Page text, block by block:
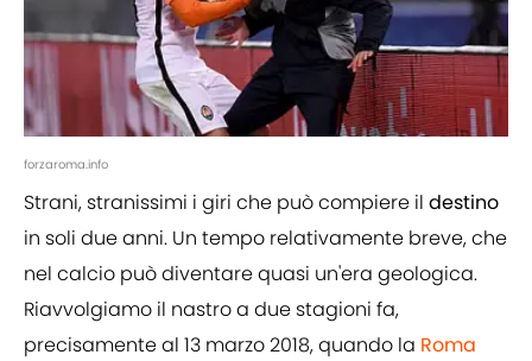
forzaroma.info
Strani, stranissimi i giri che può compiere il destino
in soli due anni. Un tempo relativamente breve, che
nel calcio può diventare quasi un'era geologica.
Riavvolgiamo il nastro a due stagioni fa,
precisamente al 13 marzo 2018, quando la Roma